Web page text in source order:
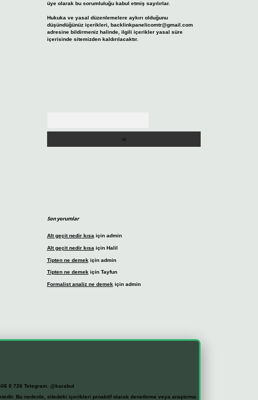
üye olarak bu sorumluluğu kabul etmiş sayılırlar.
Hukuka ve yasal düzenlemelere aykırı olduğunu
düşündüğünüz içerikleri, backlinkpanelicomtr@gmail.com
adresine bildirmeniz halinde, ilgili içerikler yasal süre
içerisinde sitemizden kaldırılacaktır.
Son yorumlar
Alt geçit nedir kısaiçin admin
Alt geçit nedir kısa için Halil
Tipten ne demek için admin
Tipten ne demek için Tayfun
Formalist analiz ne demek için admin
0 726 Telegram: @karabul
Bu nedenle, sitedeki içerikleri proaktif olarak denetleme veya araştırma